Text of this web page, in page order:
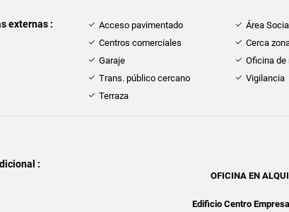
externas : Acceso pavimentado Área Social
Centros comerciales
Cerca
Garaje
Oficina de
Trans. público cercano
Vigilancia
Terraza
:
OFICINA EN
Edificio Centro